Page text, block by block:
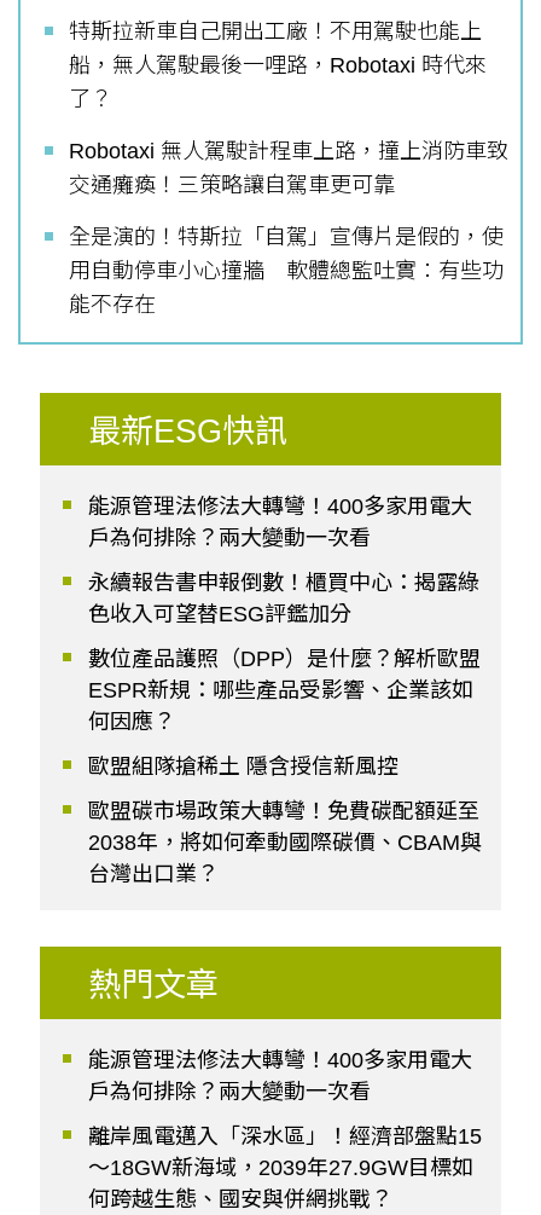
特斯拉新車自己開出工廠！不用駕駛也能上
船，無人駕駛最後一哩路，Robotaxi 時代來
了？
Robotaxi 無人駕駛計程車上路，撞上消防車致
交通癱瘓！三策略讓自駕車更可靠
全是演的！特斯拉「自駕」宣傳片是假的，使
用自動停車小心撞牆 軟體總監吐實：有些功
能不存在
最新ESG快訊
能源管理法修法大轉彎！400多家用電大
戶為何排除？兩大變動一次看
永續報告書申報倒數！櫃買中心：揭露綠
色收入可望替ESG評鑑加分
數位產品護照（DPP）是什麼？解析歐盟
ESPR新規：哪些產品受影響、企業該如
何因應？
歐盟組隊搶稀土 隱含授信新風控
歐盟碳市場政策大轉彎！免費碳配額延至
2038年，將如何牽動國際碳價、CBAM與
台灣出口業？
熱門文章
能源管理法修法大轉彎！400多家用電大
戶為何排除？兩大變動一次看
離岸風電邁入「深水區」！經濟部盤點15
～18GW新海域，2039年27.9GW目標如
何跨越生態、國安與併網挑戰？